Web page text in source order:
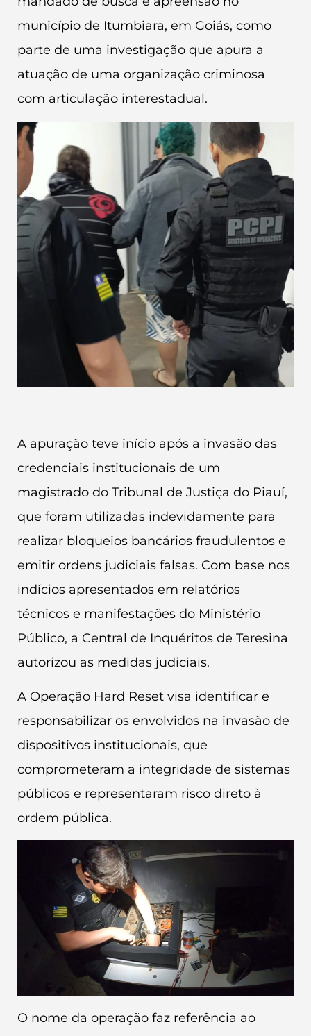
município de Itumbiara, em Goiás, como
parte de uma investigação que apura a
atuação de uma organização criminosa
com articulação interestadual.
A apuração teve início após a invasão das
credenciais institucionais de um
magistrado do Tribunal de Justiça do Piauí,
que foram utilizadas indevidamente para
realizar bloqueios bancários fraudulentos e
emitir ordens judiciais falsas. Com base nos
indícios apresentados em relatórios
técnicos e manifestações do Ministério
Público, a Central de Inquéritos de Teresina
autorizou as medidas judiciais.
A Operação Hard Reset visa identificar e
responsabilizar os envolvidos na invasão de
dispositivos institucionais, que
comprometeram a integridade de sistemas
públicos e representaram risco direto à
ordem pública.
O nome da operação faz referência ao